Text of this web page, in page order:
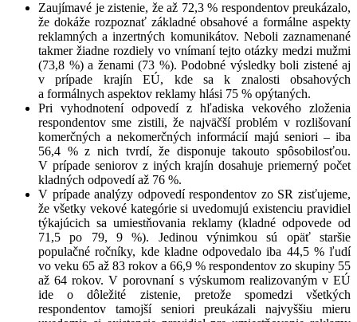
Zaujímavé je zistenie, že až 72,3 % respondentov preukázalo,
že dokáže rozpoznať základné obsahové a formálne aspekty
reklamných a inzertných komunikátov. Neboli zaznamenané
takmer žiadne rozdiely vo vnímaní tejto otázky medzi mužmi
(73,8 %) a ženami (73 %). Podobné výsledky boli zistené aj
v prípade krajín EÚ, kde sa k znalosti obsahových
a formálnych aspektov reklamy hlási 75 % opýtaných.
Pri vyhodnotení odpovedí z hľadiska vekového zloženia
respondentov sme zistili, že najväčší problém v rozlišovaní
komerčných a nekomerčných informácií majú seniori – iba
56,4 % z nich tvrdí, že disponuje takouto spôsobilosťou.
V prípade seniorov z iných krajín dosahuje priemerný počet
kladných odpovedí až 76 %.
V prípade analýzy odpovedí respondentov zo SR zisťujeme,
že všetky vekové kategórie si uvedomujú existenciu pravidiel
týkajúcich sa umiestňovania reklamy (kladné odpovede od
71,5 po 79, 9 %). Jedinou výnimkou sú opäť staršie
populačné ročníky, kde kladne odpovedalo iba 44,5 % ľudí
vo veku 65 až 83 rokov a 66,9 % respondentov zo skupiny 55
až 64 rokov. V porovnaní s výskumom realizovaným v EÚ
ide o dôležité zistenie, pretože spomedzi všetkých
respondentov tamojší seniori preukázali najvyššiu mieru